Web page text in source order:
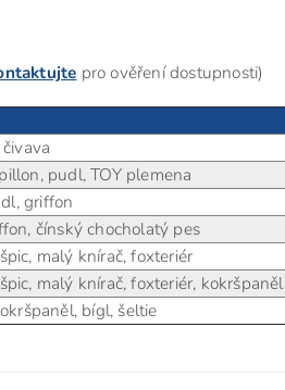
pro ověření dostupnosti)
pudl, TOY plemena
griffon
čínský chocholatý pes
malý knírač, foxteriér
malý knírač, foxteriér, kokršpaněl
bígl, šeltie